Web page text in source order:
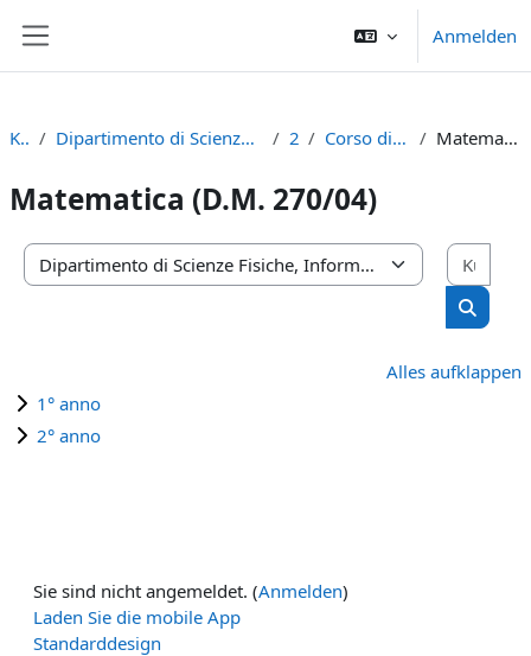
Anmelden
Kurse Dipartimento di Scienze Fisiche, Informatiche e Matematiche 2023 Corso di Laurea Magistrale Matematica (D.M. 270/04)
Matematica (D.M. 270/04)
Kursbereiche
Kurse
Alles aufklappen
1° anno
2° anno
Sie sind nicht angemeldet. (Anmelden)
Laden Sie die mobile App
Standarddesign